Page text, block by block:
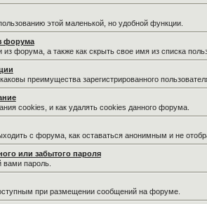
этой маленькой, но удобной функции.
форума
из форума, а также как скрыть свое имя из списка
преимущества зарегистрированного
cookies, и как удалять cookies данного форума.
с форума, как оставаться анонимным и не
или забытого пароля
вами пароль.
при размещении сообщений на форуме.